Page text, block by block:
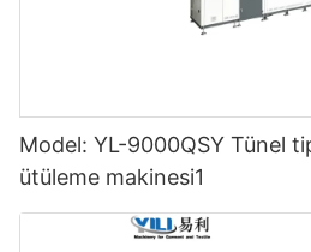
Model: YL-9000QSY Tünel
ütüleme makinesi1